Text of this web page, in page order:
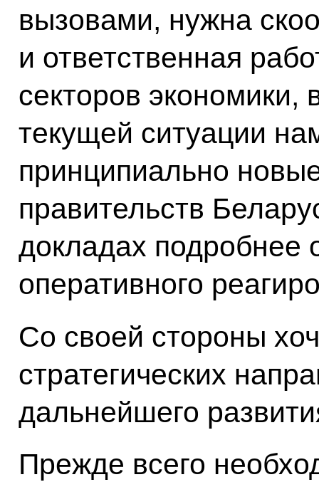
вызовами, нужна
и ответственная
секторов экономики,
текущей ситуации
принципиально
правительств
докладах подробнее
оперативного
Со своей стороны
стратегических
дальнейшего
Прежде всего